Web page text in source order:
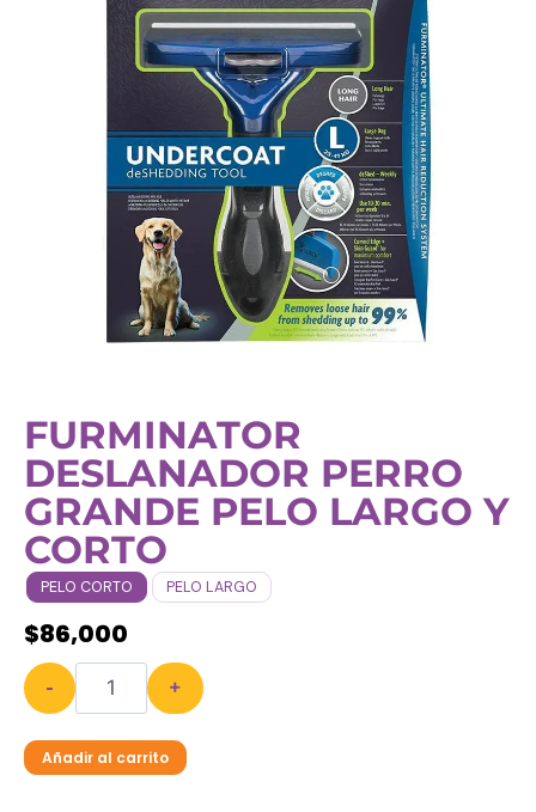
FURMINATOR
DESLANADOR PERRO
GRANDE PELO LARGO Y
CORTO
PELO CORTO PELO LARGO
$86,000
- +
Añadir al carrito